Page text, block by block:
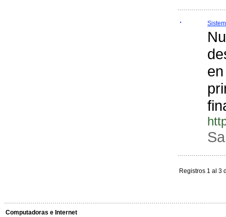
Registros 1 al 3
Computadoras e Internet